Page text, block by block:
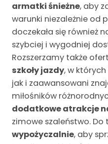
armatki śnieżne, aby
warunki niezależnie od
doczekała się również
szybciej i wygodniej
Rozszerzamy także
szkoły jazdy, w
jak i zaawansowani
miłośników
dodatkowe atrakcje
zimowe szaleństwo.
wypożyczalnie, aby